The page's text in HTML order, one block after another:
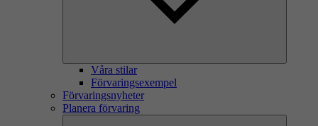
Våra stilar
Förvaringsexempel
Förvaringsnyheter
Planera förvaring